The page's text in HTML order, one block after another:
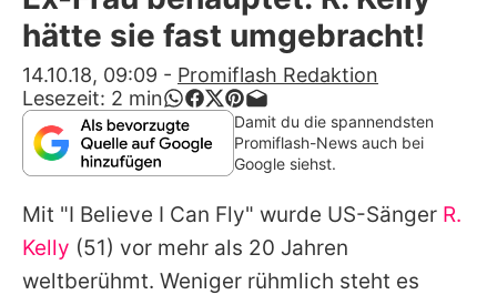
Alle Themen auf Promiflash
App runterladen
Team
Redaktionelle Richtlinien
Impressum
Datenschutzerklärung
hätte sie fast umgebracht!
14.10.18, 09:09 - Promiflash Redaktion
Lesezeit: 2 min
Damit du die spannendsten
Promiflash-News auch bei
Google siehst.
Mit "I Believe I Can Fly" wurde US-Sänger R.
Kelly (51) vor mehr als 20 Jahren
weltberühmt. Weniger rühmlich steht es